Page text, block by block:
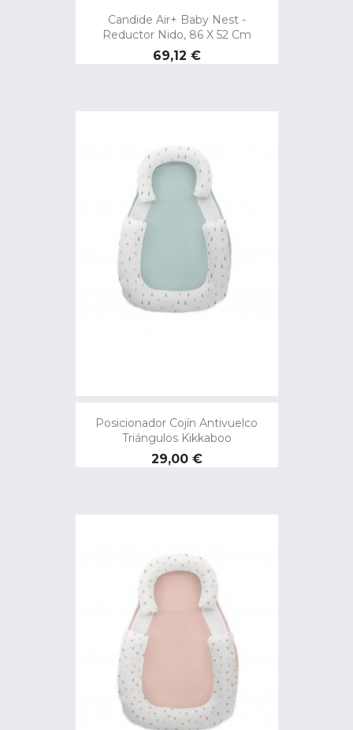
Candide Air+ Baby Nest -
Reductor Nido, 86 X 52 Cm
Precio
69,12 €
Posicionador Cojín Antivuelco
Triángulos Kikkaboo
Precio
29,00 €